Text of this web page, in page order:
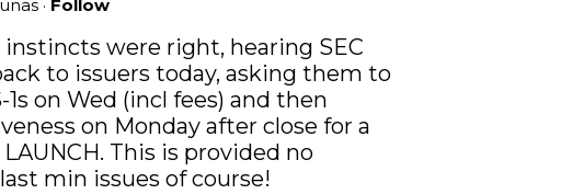
· Follow
instincts were right, hearing SEC
to issuers today, asking them to
on Wed (incl fees) and then
on Monday after close for a
LAUNCH. This is provided no
min issues of course!